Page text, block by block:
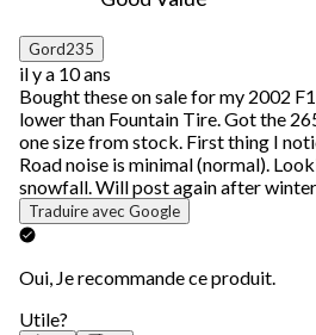
Gord235
il y a 10 ans
Bought these on sale for my 2002
lower than Fountain Tire. Got the
one size from stock. First thing I
Road noise is minimal (normal).
snowfall. Will post again after winter
Traduire avec Google
Oui, Je recommande ce produit.
Utile?